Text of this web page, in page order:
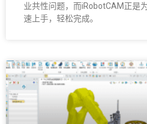
业共性问题，而iRobotCAM正是
速上手，轻松完成。